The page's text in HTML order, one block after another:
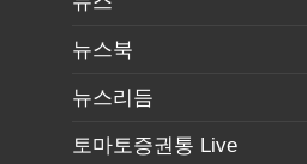
뉴스북
뉴스리듬
토마토증권통 Live